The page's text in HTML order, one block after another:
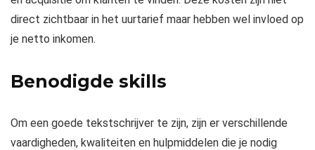
direct zichtbaar in het uurtarief maar hebben wel invloed op
je netto inkomen.
Benodigde skills
Om een goede tekstschrijver te zijn, zijn er verschillende
vaardigheden, kwaliteiten en hulpmiddelen die je nodig